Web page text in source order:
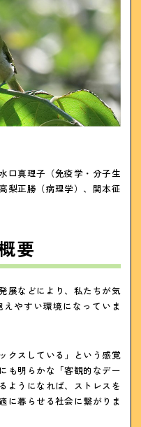
口真理子（免疫学・分子生
梨正勝（病理学）、関本征
要
展などにより、私たちが気
やすい環境になっていま
クスしている」という感覚
も明らかな「客観的なデー
ようになれば、ストレスを
に暮らせる社会に繋がりま